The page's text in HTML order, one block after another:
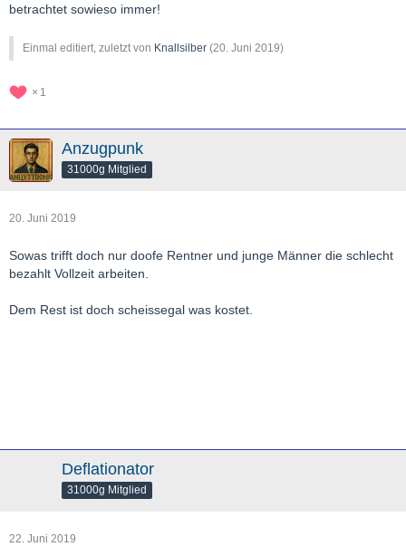
betrachtet sowieso immer!
Einmal editiert, zuletzt von Knallsilber (20. Juni 2019)
1
Anzugpunk
31000g Mitglied
20. Juni 2019
Sowas trifft doch nur doofe Rentner und junge Männer die schlecht
bezahlt Vollzeit arbeiten.
Dem Rest ist doch scheissegal was kostet.
Deflationator
31000g Mitglied
22. Juni 2019